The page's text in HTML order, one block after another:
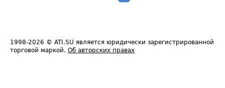
1998-2026 © ATI.SU является юридически зарегистрированной
торговой маркой. Об авторских правах